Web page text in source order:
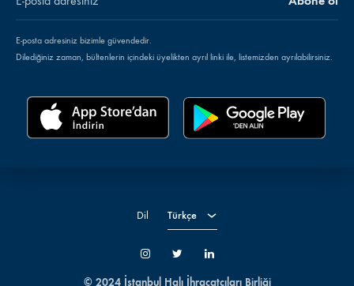
E-posta adresiniz bizimle güvendedir.
Dilediğiniz zaman, bültenlerin içindeki üyelikten ayrıl linki ile, listemizden ayrılabilirsiniz.
İnstagramTwitter LinkedIn
© 2024 İstanbul Halı İhracatçıları Birliği
Dil Türkçe